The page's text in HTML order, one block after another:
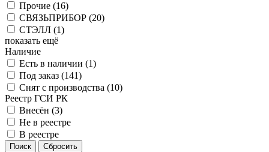
Прочие (16)
СВЯЗЬПРИБОР (20)
СТЭЛЛ (1)
показать ещё
Наличие
Есть в наличии (1)
Под заказ (141)
Снят с производства (10)
Реестр ГСИ РК
Внесён (3)
Не в реестре
В реестре